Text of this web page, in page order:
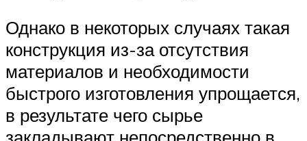
Однако в некоторых случаях такая
конструкция из-за отсутствия
материалов и необходимости
быстрого изготовления упрощается,
в результате чего сырье